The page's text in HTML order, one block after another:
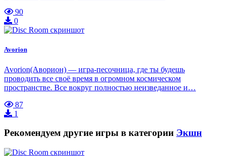
90
0
Avorion
Avorion(Аворион) — игра-песочница, где ты будешь
проводить все своё время в огромном космическом
пространстве. Все вокруг полностью неизведанное и…
87
1
Рекомендуем другие игры в категории Экшн